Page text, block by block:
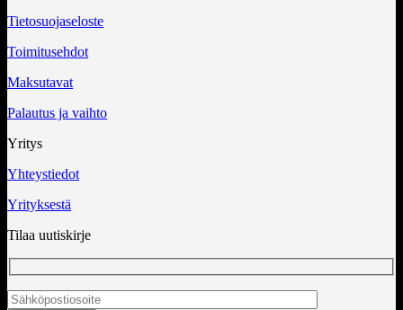
Tietosuojaseloste
Toimitusehdot
Maksutavat
Palautus ja vaihto
Yritys
Yhteystiedot
Yrityksestä
Tilaa uutiskirje